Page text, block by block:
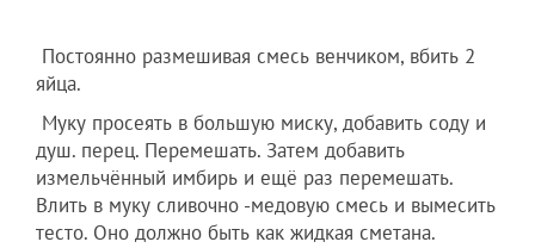
Постоянно размешивая смесь венчиком, вбить 2
яйца.
Муку просеять в большую миску, добавить соду и
душ. перец. Перемешать. Затем добавить
измельчённый имбирь и ещё раз перемешать.
Влить в муку сливочно -медовую смесь и вымесить
тесто. Оно должно быть как жидкая сметана.